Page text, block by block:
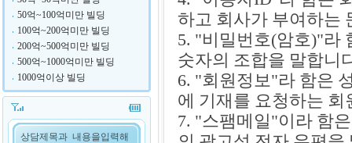
50억~100억미만 빌딩
100억~200억미만 빌딩
200억~500억미만 빌딩
500억~1000억미만 빌딩
1000억이상 빌딩
하고 회사가 부여하는
5. "비밀번호(암호)"라
숫자의 조합을 말합니
6. "회원정보"라 함은
에 기재를 요청하는
7. "스팸메일"이라 함